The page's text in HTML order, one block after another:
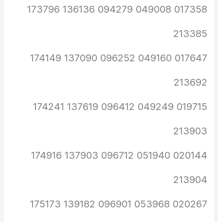
017358 049008 094279 136136 173796
213385
017647 049160 096252 137090 174149
213692
019715 049249 096412 137619 174241
213903
020144 051940 096712 137903 174916
213904
020267 053968 096901 139182 175173